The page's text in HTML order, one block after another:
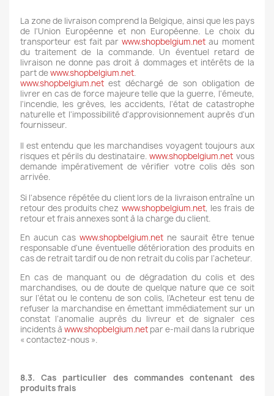
La zone de livraison comprend la Belgique, ainsi que les pays
de l'Union Européenne et non Européenne. Le choix du
transporteur est fait parwww.shopbelgium.net au moment
du traitement de la commande. Un éventuel retard de
livraison ne donne pas droit à dommages et intérêts de la
part dewww.shopbelgium.net.
www.shopbelgium.netest déchargé de son obligation de
livrer en cas de force majeure telle que la guerre, l'émeute,
l'incendie, les grèves, les accidents, l'état de catastrophe
naturelle et l'impossibilité d'approvisionnement auprès d'un
fournisseur.
Il est entendu que les marchandises voyagent toujours aux
risques et périls du destinataire.www.shopbelgium.net vous
demande impérativement de vérifier votre colis dès son
arrivée.
Si l'absence répétée du client lors de la livraison entraîne un
retour des produits chez www.shopbelgium.net, les frais de
retour et frais annexes sont à la charge du client.
En aucun cas www.shopbelgium.netne saurait être tenue
responsable d'une éventuelle détérioration des produits en
cas de retrait tardif ou de non retrait du colis par l’acheteur.
En cas de manquant ou de dégradation du colis et des
marchandises, ou de doute de quelque nature que ce soit
sur l’état ou le contenu de son colis, l’Acheteur est tenu de
refuser la marchandise en émettant immédiatement sur un
constat l’anomalie auprès du livreur et de signaler ces
incidents à www.shopbelgium.netpar e-mail dans la rubrique
« contactez-nous ».
8.3. Cas particulier des commandes contenant des
produits frais